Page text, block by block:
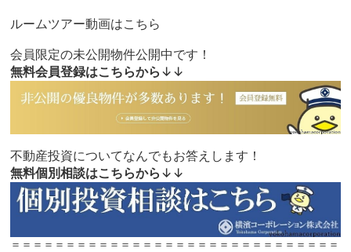
ルームツアー動画はこちら
会員限定の未公開物件公開中です！
無料会員登録はこちらから ↓↓
不動産投資についてなんでもお答えします！
無料個別相談はこちらから ↓↓
＝＝＝＝＝＝＝＝＝＝＝＝＝＝＝＝＝＝＝＝＝＝＝＝＝＝＝＝＝＝